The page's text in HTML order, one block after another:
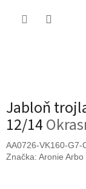
Jabloň
12/14
AA0726-VK160-G7-
Značka: Aronie Arbo